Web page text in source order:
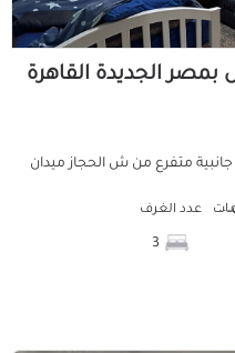
بدون اسانسير. جانبية متفرع من ش الحجاز ميدان
عدد الغرف